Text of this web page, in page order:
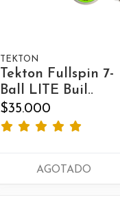
TEKTON
Tekton Fullspin 7-
Ball LITE Buil..
$35.000
AGOTADO